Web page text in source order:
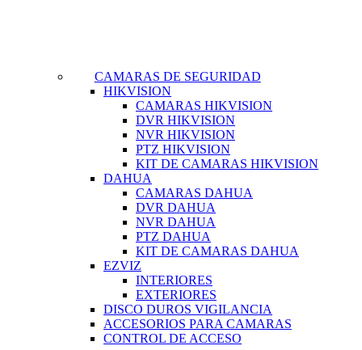
CAMARAS DE SEGURIDAD
HIKVISION
CAMARAS HIKVISION
DVR HIKVISION
NVR HIKVISION
PTZ HIKVISION
KIT DE CAMARAS HIKVISION
DAHUA
CAMARAS DAHUA
DVR DAHUA
NVR DAHUA
PTZ DAHUA
KIT DE CAMARAS DAHUA
EZVIZ
INTERIORES
EXTERIORES
DISCO DUROS VIGILANCIA
ACCESORIOS PARA CAMARAS
CONTROL DE ACCESO